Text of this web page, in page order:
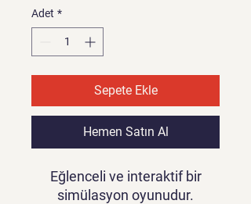
Adet *
Sepete Ekle
Hemen Satın Al
Eğlenceli ve interaktif bir
simülasyon oyunudur.